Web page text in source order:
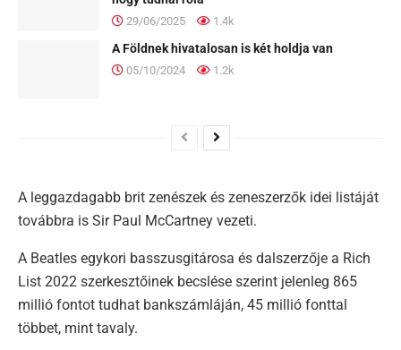
29/06/2025 1.4k
A Földnek hivatalosan is két holdja van
05/10/2024 1.2k
A leggazdagabb brit zenészek és zeneszerzők idei listáját
továbbra is Sir Paul McCartney vezeti.
A Beatles egykori basszusgitárosa és dalszerzője a Rich
List 2022 szerkesztőinek becslése szerint jelenleg 865
millió fontot tudhat bankszámláján, 45 millió fonttal
többet, mint tavaly.